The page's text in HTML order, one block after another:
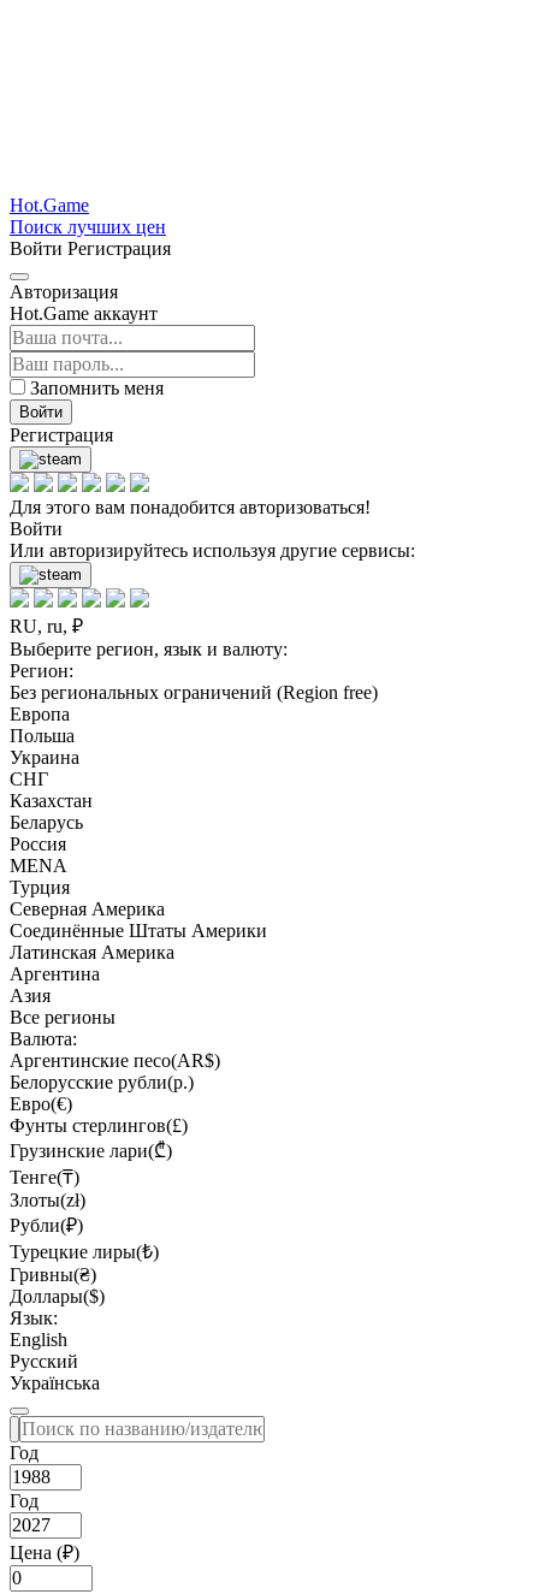
Hot.Game
Поиск лучших цен
Войти Регистрация
Авторизация
Hot.Game аккаунт
Запомнить меня
Войти
Регистрация
Для этого вам понадобится авторизоваться!
Войти
Или авторизируйтесь используя другие сервисы:
RU, ru, ₽
Выберите регион, язык и валюту:
Регион:
Без региональных ограничений (Region free)
Европа
Польша
Украина
СНГ
Казахстан
Беларусь
Россия
MENA
Турция
Северная Америка
Соединённые Штаты Америки
Латинская Америка
Аргентина
Азия
Все регионы
Валюта:
Аргентинские песо(AR$)
Белорусские рубли(р.)
Евро(€)
Фунты стерлингов(£)
Грузинские лари(₾)
Тенге(₸)
Злоты(zł)
Рубли(₽)
Турецкие лиры(₺)
Гривны(₴)
Доллары($)
Язык:
English
Русский
Українська
Год
Год
Цена (₽)